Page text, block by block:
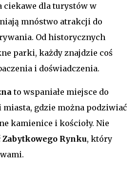
ciekawe dla turystów w
mnóstwo atrakcji do
Od historycznych
parki, każdy znajdzie coś
i doświadczenia.
to wspaniałe miejsce do
gdzie można podziwiać
kamienice i kościoły. Nie
Zabytkowego Rynku, który